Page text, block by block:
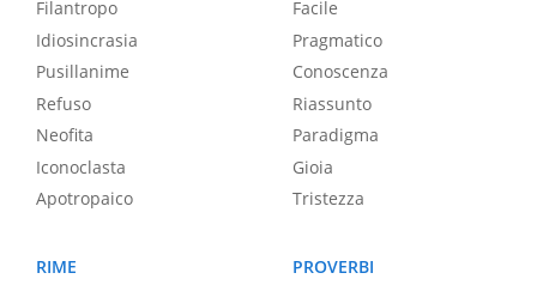
Filantropo
Idiosincrasia
Pusillanime
Refuso
Neofita
Iconoclasta
Apotropaico
Facile
Pragmatico
Conoscenza
Riassunto
Paradigma
Gioia
Tristezza
RIME
PROVERBI